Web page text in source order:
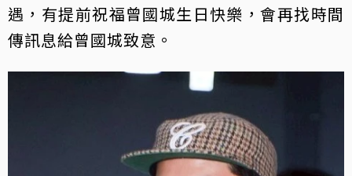
遇，有提前祝福曾國城生日快樂，會再找時間
傳訊息給曾國城致意。